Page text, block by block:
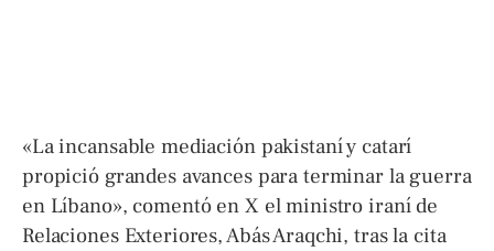
«La incansable mediación pakistaní y catarí
propició grandes avances para terminar la guerra
en Líbano», comentó en X el ministro iraní de
Relaciones Exteriores, Abás Araqchi, tras la cita